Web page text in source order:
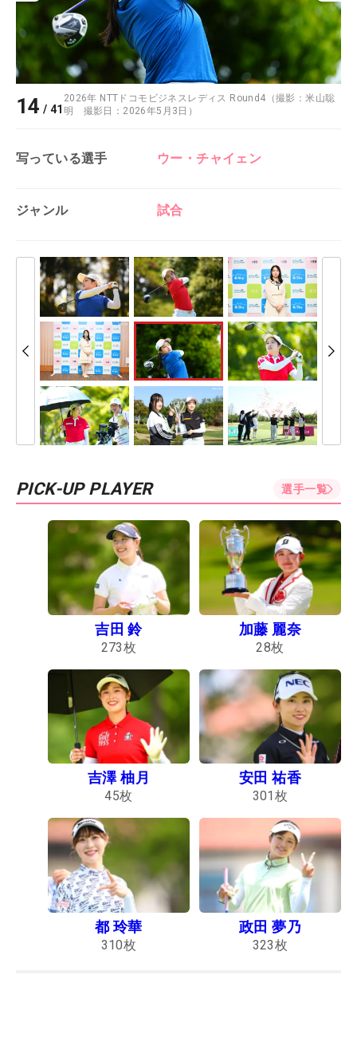
14 /41
2026年 NTTドコモビジネスレディス Round4（撮影：米山聡
明 撮影日：2026年5月3日）
写っている選手 ウー・チャイェン
ジャンル 試合
PICK-UP PLAYER 選手一覧
吉田 鈴
273枚
加藤 麗奈
28枚
吉澤 柚月
45枚
安田 祐香
301 枚
都 玲華
310枚
政田 夢乃
323枚